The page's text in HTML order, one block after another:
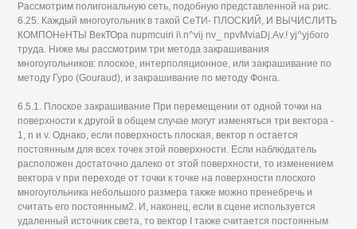
Рассмотрим полигональную сеть, подобную представленной на рис.
6.25. Каждый многоугольник в такой СеТИ- ПЛОСКИЙ, И ВЫЧИСЛИТЬ
КОМПОНеНТЫ ВекТОра nupmcuiri i\ n^vij nv_ npvMviaDj.Av.! yj^yjбого
труда. Ниже мы рассмотрим три метода закрашивания
многоугольников: плоское, интерполяционное, или закрашивание по
методу Гуро (Gouraud), и закрашивание по методу Фонга.
6.5.1. Плоское закрашивание При перемещении от одной точки на
поверхности к другой в общем случае могут изменяться три вектора -
1, n и v. Однако, если поверхность плоская, вектор n остается
постоянным для всех точек этой поверхности. Если наблюдатель
расположен достаточно далеко от этой поверхности, то изменением
вектора v при переходе от точки к точке на поверхности плоского
многоугольника небольшого размера также можно пренебречь и
считать его постоянным2. И, наконец, если в сцене используется
удаленный источник света, то вектор I также считается постоянным